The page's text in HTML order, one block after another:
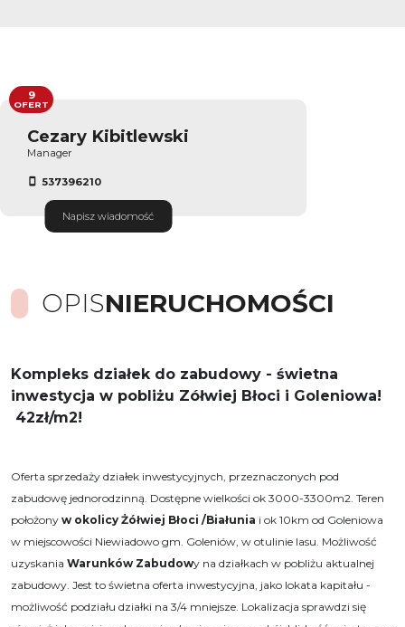
Cezary Kibitlewski
Manager
537396210
Napisz wiadomość
9
OFERT
OPISNIERUCHOMOŚCI
Kompleks działek do zabudowy - świetna
inwestycja w pobliżu Zółwiej Błoci i Goleniowa!
42zł/m2!
Oferta sprzedaży działek inwestycyjnych, przeznaczonych pod
zabudowę jednorodzinną. Dostępne wielkości ok 3000-3300m2. Teren
położony w okolicy Żółwiej Błoci /Białunia i ok 10km od Goleniowa
w miejscowości Niewiadowo gm. Goleniów, w otulinie lasu. Możliwość
uzyskania Warunków Zabudowy na działkach w pobliżu aktualnej
zabudowy. Jest to świetna oferta inwestycyjna, jako lokata kapitału -
możliwość podziału działki na 3/4 mniejsze. Lokalizacja sprawdzi się